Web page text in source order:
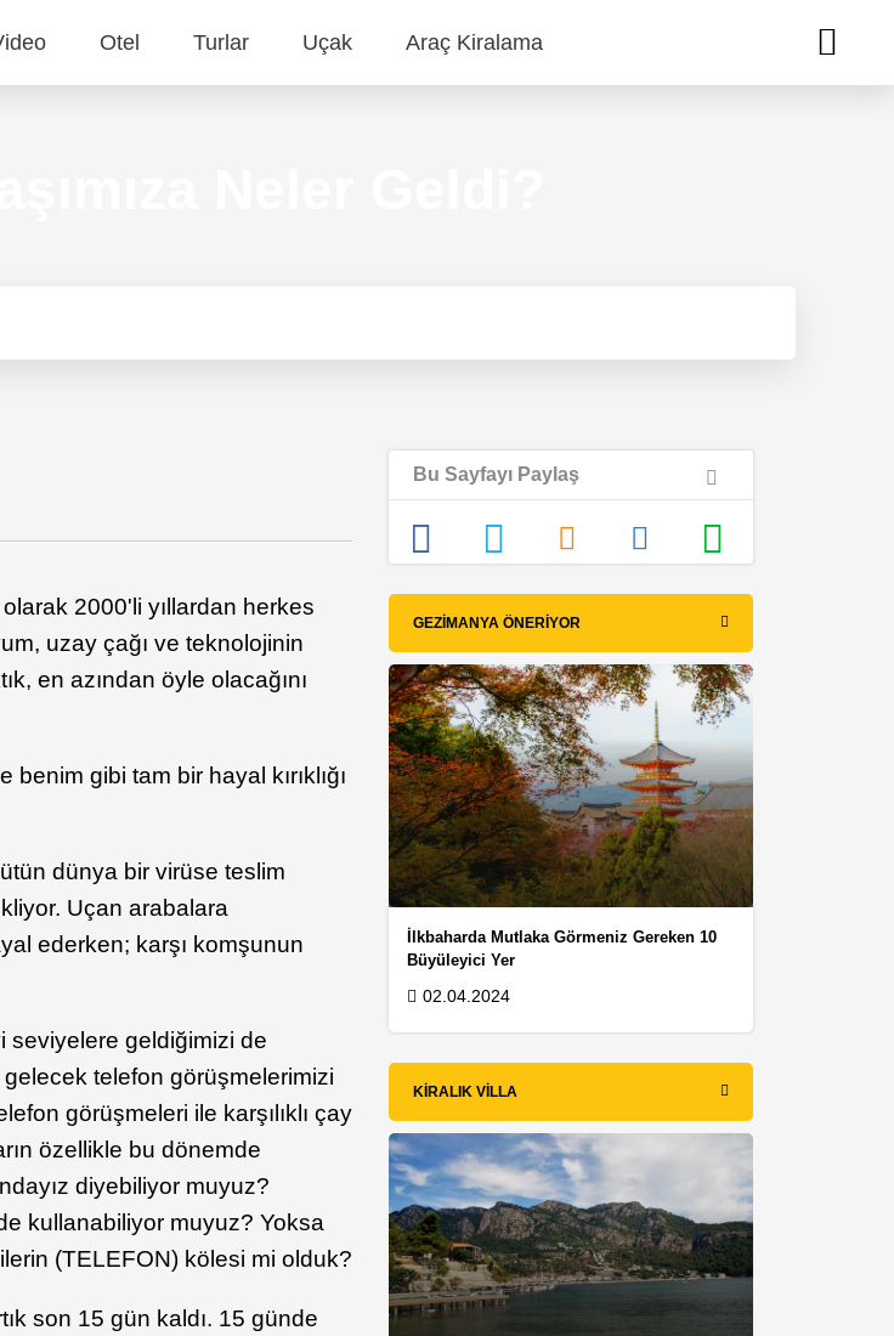
Otel Turlar Uçak Araç Kiralama
2000'li yıllardan herkes
uzay çağı ve teknolojinin
en azından öyle olacağını
gibi tam bir hayal kırıklığı
dünya bir virüse teslim
Uçan arabalara
ederken; karşı komşunun
seviyelere geldiğimizi de
telefon görüşmelerimizi
görüşmeleri ile karşılıklı çay
özellikle bu dönemde
diyebiliyor muyuz?
kullanabiliyor muyuz? Yoksa
(TELEFON) kölesi mi olduk?
son 15 gün kaldı. 15 günde
Bu Sayfayı Paylaş
GEZIMANYA ÖNERIYOR
İlkbaharda Mutlaka Görmeniz Gereken 10
Büyüleyici Yer
02.04.2024
KIRALIK VILLA